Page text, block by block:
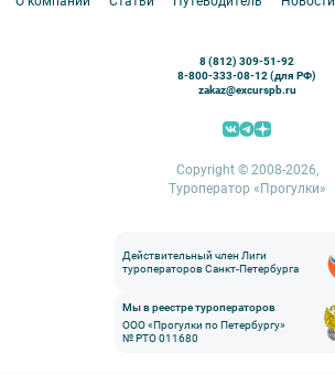
Кронштадт
Ораниенбаум
Пушкин (Царское село)
8 (812) 309-51-92
8-800-333-08-12 (для РФ)
zakaz@excurspb.ru
Copyright © 2008-2026,
Туроператор «Прогулки»
Действительный член Лиги
туроператоров Санкт-Петербурга
Мы в реестре туроператоров
ООО «Прогулки по Петербургу»
№ РТО 011680